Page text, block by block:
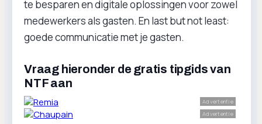
te besparen en digitale oplossingen voor zowel
medewerkers als gasten. En last but not least:
goede communicatie met je gasten.
Vraag hieronder de gratis tipgids van
NTF aan
Advertentie
Advertentie